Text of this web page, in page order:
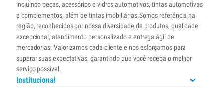
incluindo peças, acessórios e vidros automotivos, tintas automotivas
e complementos, além de tintas imobiliárias.Somos referência na
região, reconhecidos por nossa diversidade de produtos, qualidade
excepcional, atendimento personalizado e entrega ágil de
mercadorias. Valorizamos cada cliente e nos esforçamos para
superar suas expectativas, garantindo que você receba o melhor
serviço possível.
Institucional